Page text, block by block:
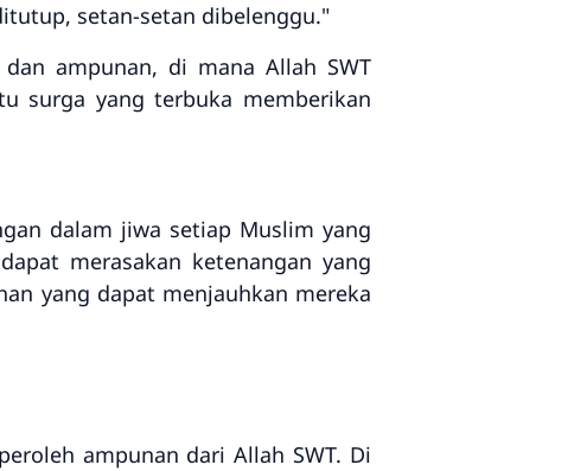
setan-setan dibelenggu."
ampunan, di mana Allah SWT
surga yang terbuka memberikan
dalam jiwa setiap Muslim yang
merasakan ketenangan yang
yang dapat menjauhkan mereka
ampunan dari Allah SWT. Di